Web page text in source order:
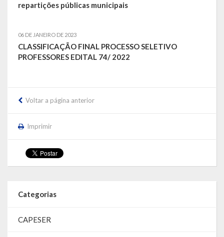
RGF – Relatório de Gestão Fiscal
LOA – Lei Orçamentária Anual
repartições públicas municipais
06 DE JANEIRO DE 2023
CLASSIFICAÇÃO FINAL PROCESSO SELETIVO
PROFESSORES EDITAL 74/ 2022
Voltar a página anterior
Imprimir
Categorias
CAPESER